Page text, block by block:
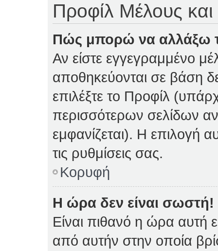
Προφίλ Μέλους και
Πώς μπορώ να αλλάξω
Αν είστε εγγεγραμμένο
αποθηκεύονται σε βάση
επιλέξτε το Προφίλ
περισσότερων σελίδων
εμφανίζεται). Η επιλογή
τις ρυθμίσεις σας.
Κορυφή
Η ώρα δεν είναι σωστή!
Είναι πιθανό η ώρα αυτή
από αυτήν στην οποία